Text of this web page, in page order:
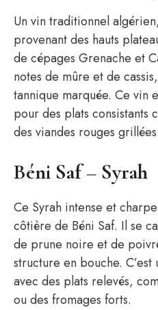
Un vin traditionnel
provenant des hauts
de cépages Grenache et
notes de mûre et de
tannique marquée. Ce vin
pour des plats consistants
des viandes rouges grillées.
Béni Saf – Syrah
Ce Syrah intense et
côtière de Béni Saf. Il se
de prune noire et de
structure en bouche.
avec des plats relevés,
ou des fromages forts.